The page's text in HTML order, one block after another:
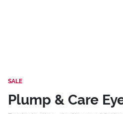
SALE
Plump & Care